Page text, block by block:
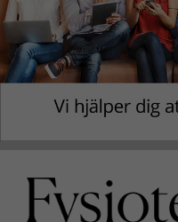
innehållet